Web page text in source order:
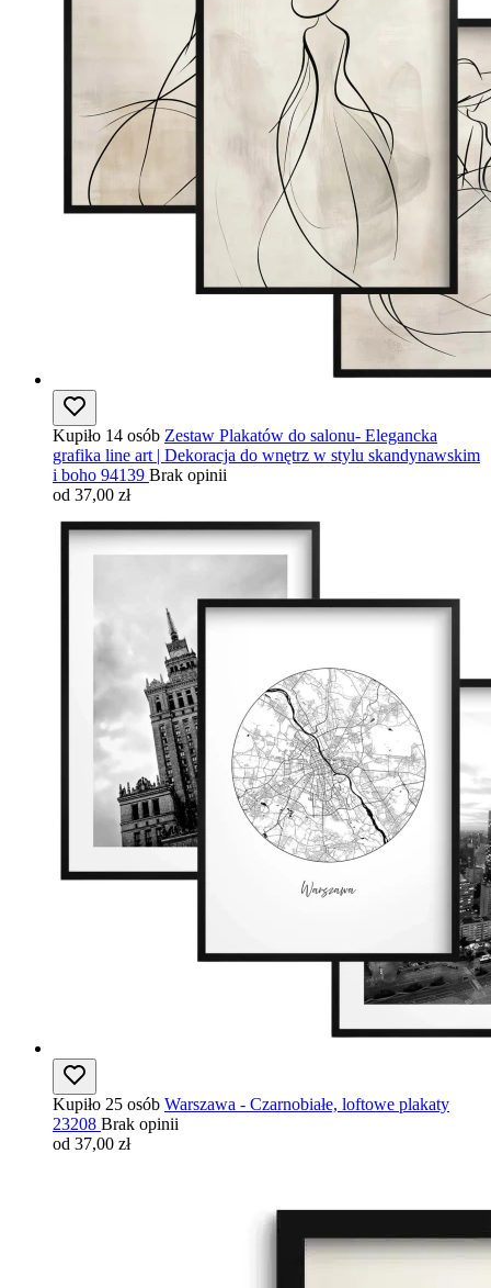
Kupiło 14 osób Zestaw Plakatów do salonu- Elegancka
grafika line art | Dekoracja do wnętrz w stylu skandynawskim
i boho 94139 Brak opinii
od 37,00 zł
Kupiło 25 osób Warszawa - Czarnobiałe, loftowe plakaty
23208 Brak opinii
od 37,00 zł